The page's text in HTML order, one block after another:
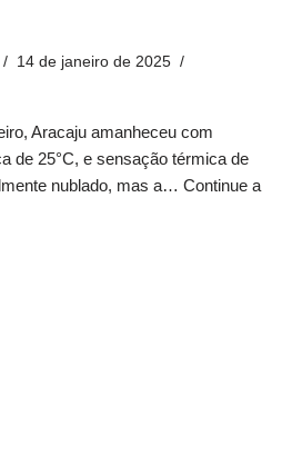
14 de janeiro de 2025
Aracaju amanheceu com
de 25°C, e sensação térmica de
nublado, mas a… Continue a